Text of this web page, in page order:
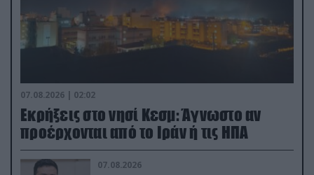
07.08.2026 | 02:02
Εκρήξεις στο νησί Κεσμ: Άγνωστο αν
προέρχονται από το Ιράν ή τις ΗΠΑ
07.08.2026